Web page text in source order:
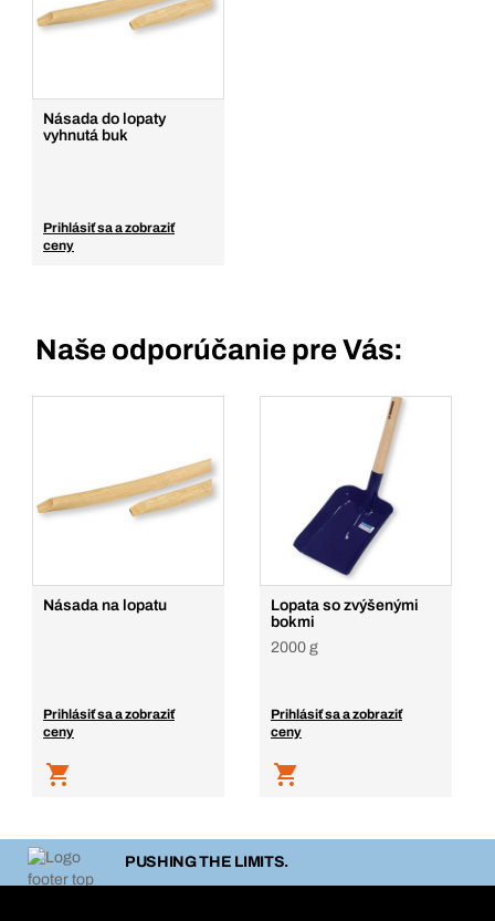
Násada do lopaty
vyhnutá buk
Prihlásiť sa a zobraziť
ceny
Naše odporúčanie pre Vás:
Násada na lopatu
Prihlásiť sa a zobraziť
ceny
Lopata so zvýšenými
bokmi
2000 g
Prihlásiť sa a zobraziť
ceny
PUSHING THE LIMITS.